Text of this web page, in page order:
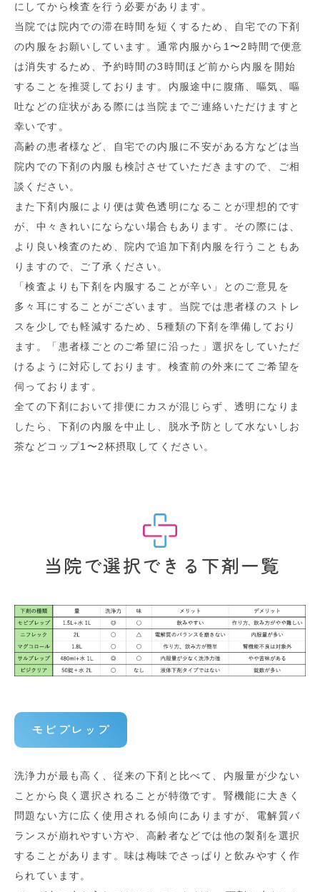
にしてから検査を行う必要があります。
当院では院内での滞在時間を短くするため、自宅での下剤
の内服をお願いしています。通常内服から1〜2時間で便意
は消失するため、予約時間の3時間ほど前から内服を開始
することを推奨しております。内服途中に腹痛、嘔気、嘔
吐などの症状がある際には当院までご連絡いただけますと
幸いです。
高齢の患者様など、自宅での内服に不安がある方などは当
院内での下剤の内服も検討させていただきますので、ご相
談ください。
また下剤内服により便は黄色透明になることが理想的です
が、中々きれいにならない場合もあります。その際には、
より良い検査のため、院内で追加下剤内服を行うこともあ
りますので、ご了承ください。
「検査よりも下剤を内服することが辛い」とのご意見を
多々耳にすることがございます。当院では患者様のストレ
スを少しでも軽減するため、5種類の下剤を準備しており
ます。「患者様ごとのご希望に沿った」選択をしていただ
けるように対応しております。検査前の外来にてご希望を
伺っております。
全ての下剤において排便にカスが混じらず、透明になりま
したら、下剤の内服を中止し、脱水予防として水ないしお
茶などコップ1〜2杯摂取してください。
当院で選択できる下剤一覧
モビプレップ
洗浄力が最も高く、従来の下剤と比べて、内服量が少ない
ことから良く選択されることが特徴です。腎機能に大きく
問題ない方に広く使用される傾向にありますが、電解質バ
ランスが崩れやすい方や、高齢者などでは他の製剤を選択
することがあります。味は梅味でさっぱりと飲みやすく作
られています。